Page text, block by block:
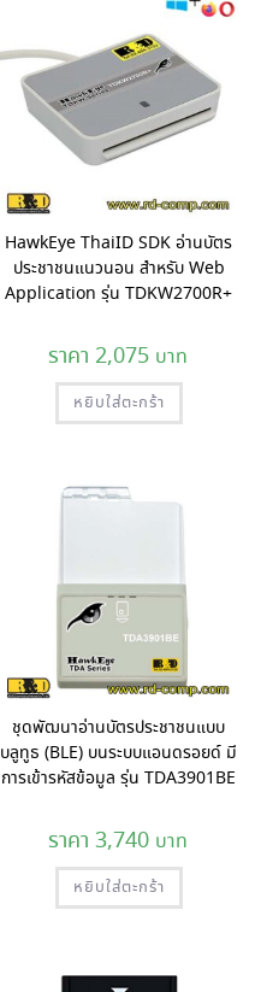
HawkEye ThaiID SDK อ่านบัตร
ประชาชนแนวนอน สำหรับ Web
Application รุ่น TDKW2700R+
2,075
หยิบใส่ตะกร้า
ชุดพัฒนาอ่านบัตรประชาชนแบบ
บลูทูธ (BLE) บนระบบแอนดรอยด์ มี
การเข้ารหัสข้อมูล รุ่น TDA3901BE
3,740
หยิบใส่ตะกร้า